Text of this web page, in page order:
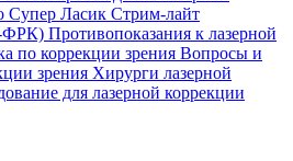
Супер Ласик Стрим-лайт
ФРК) Противопоказания к лазерной
по коррекции зрения Вопросы и
зрения Хирурги лазерной
для лазерной коррекции